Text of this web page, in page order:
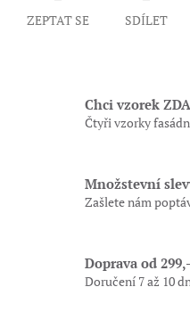
ZEPTAT SE SDÍLET
Chci vzorek
Čtyři vzorky
Množstevní
Zašlete nám
Doprava od
Doručení 7 až 10